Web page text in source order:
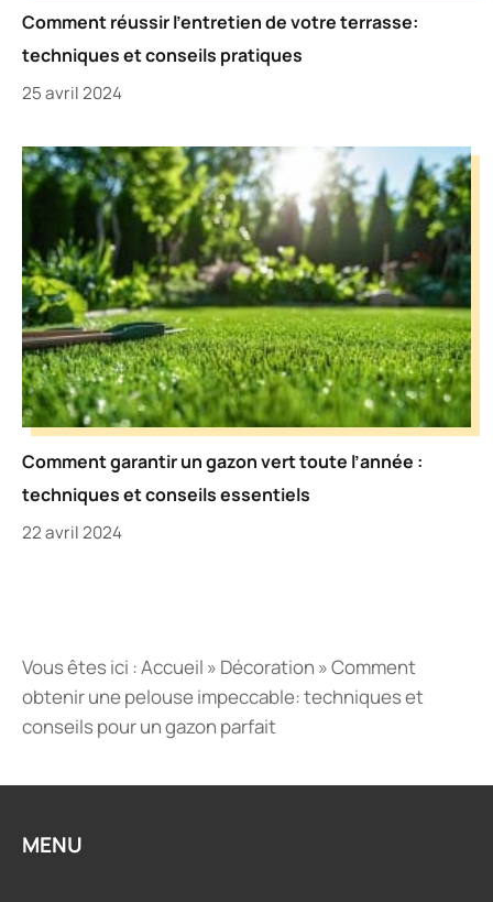
Comment réussir l’entretien de votre terrasse:
techniques et conseils pratiques
25 avril 2024
Comment garantir un gazon vert toute l’année :
techniques et conseils essentiels
22 avril 2024
Vous êtes ici :Accueil » Décoration »Comment
obtenir une pelouse impeccable: techniques et
conseils pour un gazon parfait
MENU